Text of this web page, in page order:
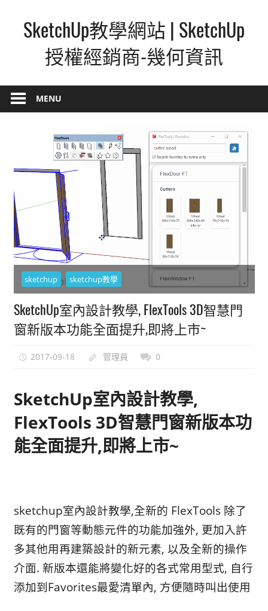
contentSketchUp教學網站 | SketchUp
授權經銷商-幾何資訊
–
最
設
人
都
能
上
手
的
軟
MENU
sketchup sketchup教學
SketchUp室內設計教學, FlexTools 3D智慧門
窗新版本功能全面提升,即將上市~
2017-09-18 管理員 0
SketchUp室內設計教學,
FlexTools 3D智慧門窗新版本功
能全面提升,即將上市~
sketchup室內設計教學,全新的 FlexTools 除了
既有的門窗等動態元件的功能加強外, 更加入許
多其他用再建築設計的新元素, 以及全新的操作
介面. 新版本還能將變化好的各式常用型式, 自行
添加到Favorites最愛清單內, 方便隨時叫出使用